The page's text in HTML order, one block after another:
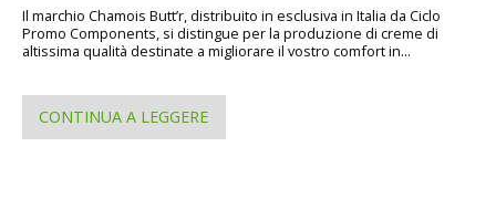
Il marchio Chamois Butt’r, distribuito in esclusiva in Italia da Ciclo
Promo Components, si distingue per la produzione di creme di
altissima qualità destinate a migliorare il vostro comfort in...
CONTINUA A LEGGERE